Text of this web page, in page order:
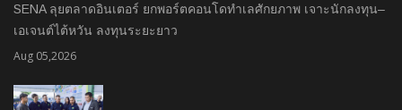
SENA ลุยตลาดอินเตอร์ ยกพอร์ตคอนโดทำเลศักยภาพ เจาะนักลงทุน–
เอเจนต์ไต้หวัน ลงทุนระยะยาว
Aug 05,2026